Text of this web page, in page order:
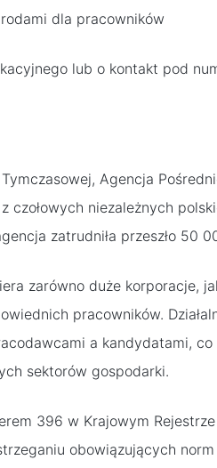
dla pracowników
lub o kontakt pod
Agencja
czołowych niezależnych
zatrudniła przeszło 50
zarówno duże korporacje,
pracowników.
a kandydatami,
sektorów gospodarki.
396 w Krajowym
obowiązujących